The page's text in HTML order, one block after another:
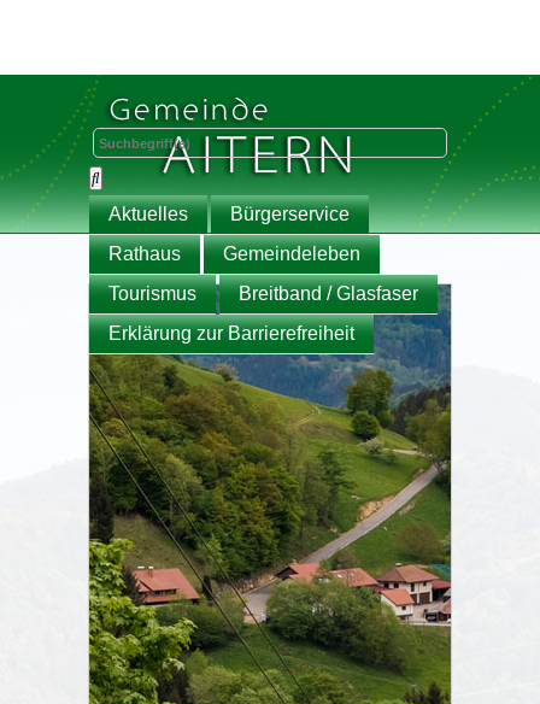
Aktuelles
Bürgerservice
Rathaus
Gemeindeleben
Tourismus
Breitband / Glasfaser
Erklärung zur Barrierefreiheit